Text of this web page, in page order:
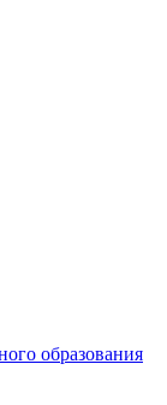
образования